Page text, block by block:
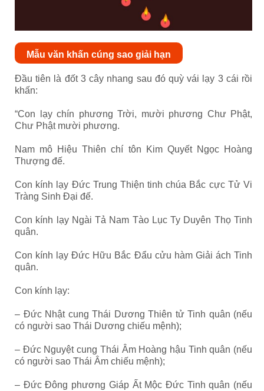
Mẫu văn khấn cúng sao giải hạn
Đầu tiên là đốt 3 cây nhang sau đó quỳ vái lạy 3 cái rồi
khấn:
“Con lạy chín phương Trời, mười phương Chư Phật,
Chư Phật mười phương.
Nam mô Hiệu Thiên chí tôn Kim Quyết Ngọc Hoàng
Thượng đế.
Con kính lạy Đức Trung Thiện tinh chúa Bắc cực Tử Vi
Tràng Sinh Đại đế.
Con kính lạy Ngài Tả Nam Tào Lục Ty Duyên Thọ Tinh
quân.
Con kính lạy Đức Hữu Bắc Đẩu cửu hàm Giải ách Tinh
quân.
Con kính lạy:
– Đức Nhật cung Thái Dương Thiên tử Tinh quân (nếu
có người sao Thái Dương chiếu mệnh);
– Đức Nguyệt cung Thái Âm Hoàng hậu Tinh quân (nếu
có người sao Thái Âm chiếu mệnh);
– Đức Đông phương Giáp Ất Mộc Đức Tinh quân (nếu